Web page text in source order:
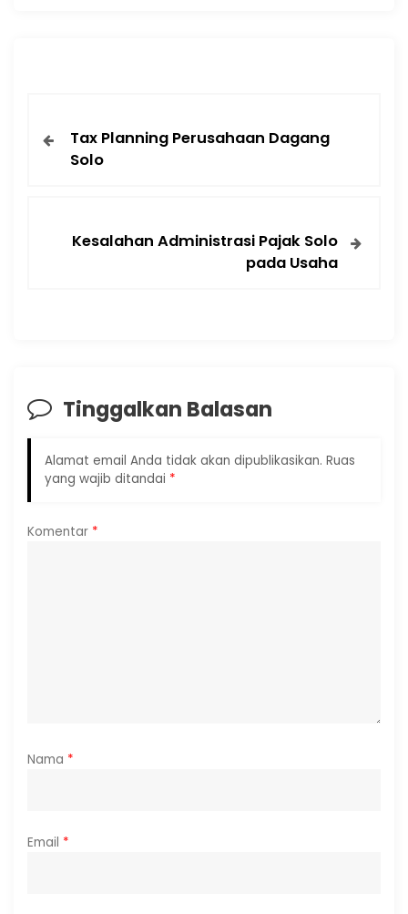
Tax Planning Perusahaan Dagang
Solo
Kesalahan Administrasi Pajak Solo
pada Usaha
Tinggalkan Balasan
Alamat email Anda tidak akan dipublikasikan. Ruas
yang wajib ditandai *
Komentar *
Nama *
Email *